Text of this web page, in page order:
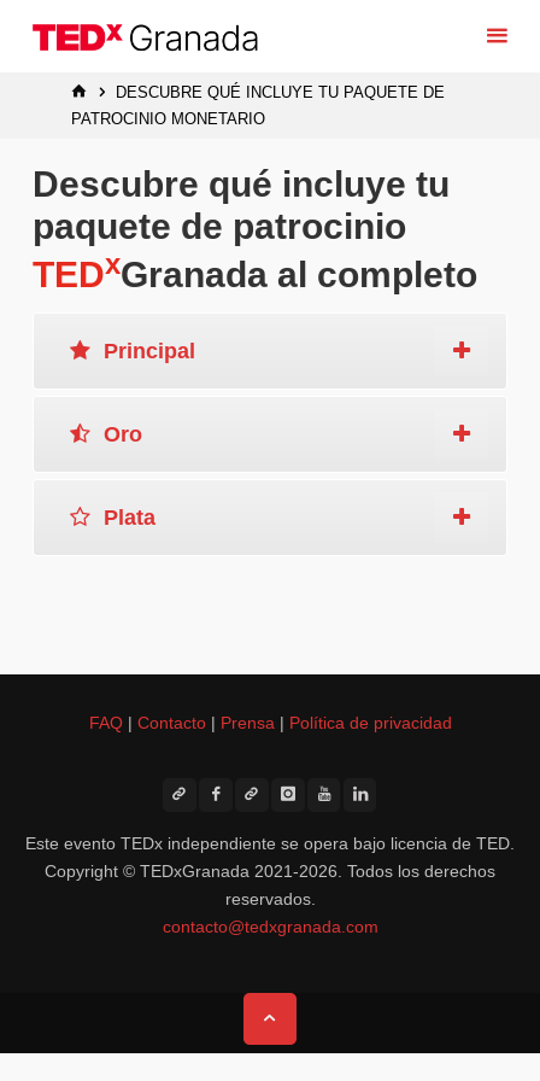
INICIODESCUBRE QUÉ INCLUYE TU PAQUETE DE
PATROCINIO MONETARIO
Descubre qué incluye tu
paquete de patrocinio
TEDxGranada al completo
Principal
Oro
Plata
FAQ| Contacto| Prensa | Política de privacidad
Este evento TEDx independiente se opera bajo licencia de TED.
Copyright © TEDxGranada 2021-2026. Todos los derechos
reservados.
contacto@tedxgranada.com
Volver
arriba